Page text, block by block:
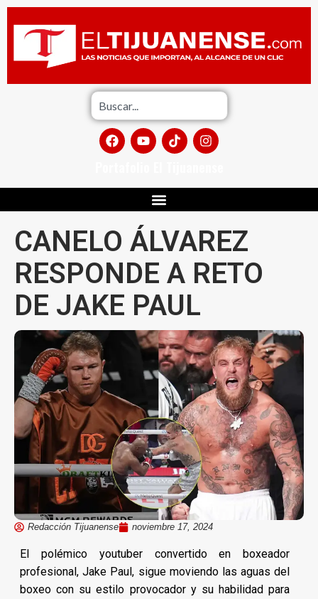
CANELO ÁLVAREZ
RESPONDE A RETO
DE JAKE PAUL
Redacción Tijuanense noviembre 17, 2024
El polémico youtuber convertido en boxeador
profesional, Jake Paul, sigue moviendo las aguas del
boxeo con su estilo provocador y su habilidad para